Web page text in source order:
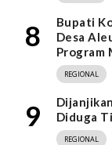
8
Bupati
Desa
Program
REGIONAL
9
Diduga
REGIONAL